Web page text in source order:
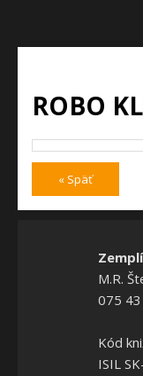
ROBO
« Späť
M.R.
075
Kód
ISIL